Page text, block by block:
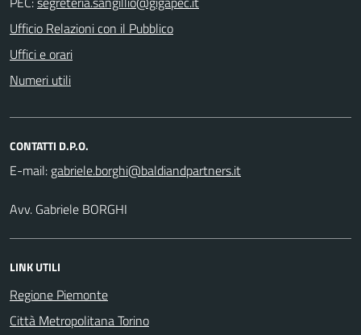
Ufficio Relazioni con il Pubblico
Uffici e orari
Numeri utili
CONTATTI D.P.O.
E-mail:
Avv. Gabriele BORGHI
LINK UTILI
Regione Piemonte
Città Metropolitana Torino